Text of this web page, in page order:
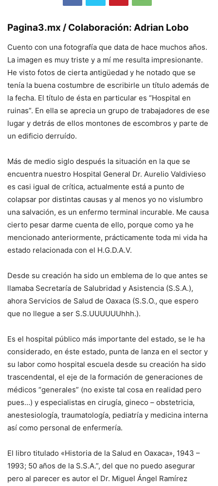
Pagina3.mx / Colaboración: Adrian Lobo
Cuento con una fotografía que data de hace muchos años.
La imagen es muy triste y a mí me resulta impresionante.
He visto fotos de cierta antigüedad y he notado que se
tenía la buena costumbre de escribirle un título además de
la fecha. El título de ésta en particular es “Hospital en
ruinas”. En ella se aprecia un grupo de trabajadores de ese
lugar y detrás de ellos montones de escombros y parte de
un edificio derruído.
Más de medio siglo después la situación en la que se
encuentra nuestro Hospital General Dr. Aurelio Valdivieso
es casi igual de crítica, actualmente está a punto de
colapsar por distintas causas y al menos yo no vislumbro
una salvación, es un enfermo terminal incurable. Me causa
cierto pesar darme cuenta de ello, porque como ya he
mencionado anteriormente, prácticamente toda mi vida ha
estado relacionada con el H.G.D.A.V.
Desde su creación ha sido un emblema de lo que antes se
llamaba Secretaría de Salubridad y Asistencia (S.S.A.),
ahora Servicios de Salud de Oaxaca (S.S.O., que espero
que no llegue a ser S.S.UUUUUUhhh.).
Es el hospital público más importante del estado, se le ha
considerado, en éste estado, punta de lanza en el sector y
su labor como hospital escuela desde su creación ha sido
trascendental, el eje de la formación de generaciones de
médicos “generales” (no existe tal cosa en realidad pero
pues…) y especialistas en cirugía, gineco – obstetricia,
anestesiología, traumatología, pediatría y medicina interna
así como personal de enfermería.
El libro titulado «Historia de la Salud en Oaxaca», 1943 –
1993; 50 años de la S.S.A.”, del que no puedo asegurar
pero al parecer es autor el Dr. Miguel Ángel Ramírez